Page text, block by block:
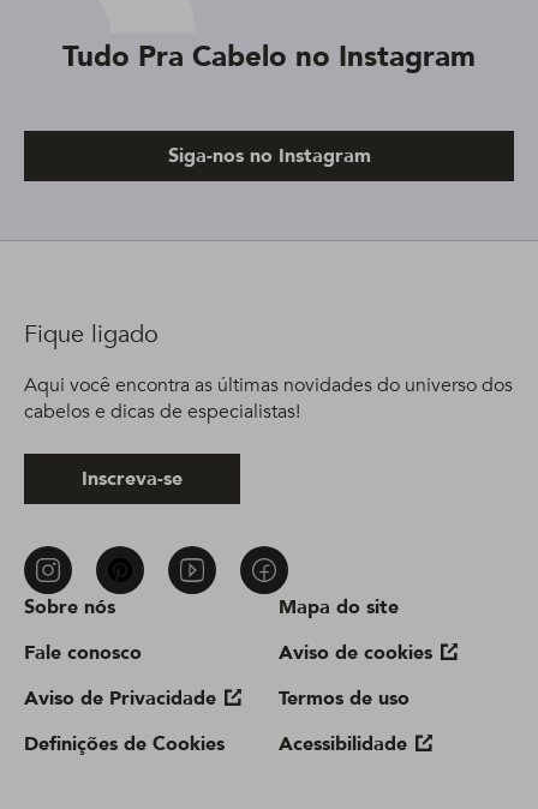
Tudo Pra Cabelo no Instagram
Siga-nos no Instagram
Sobre nós
Fale conosco
Aviso de Privacidade
Definições de Cookies
Mapa do site
Aviso de cookies
Termos de uso
Acessibilidade
Fique ligado
Aqui você encontra as últimas novidades do universo dos
cabelos e dicas de especialistas!
Inscreva-se